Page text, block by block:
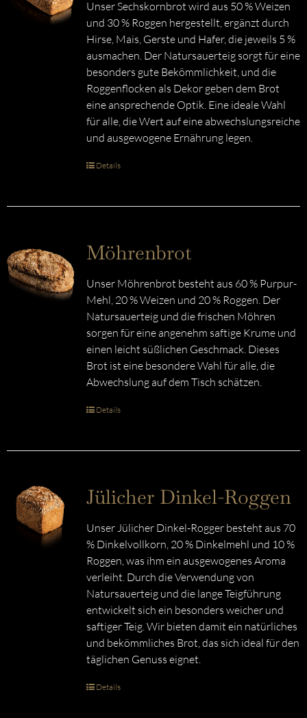
Unser Sechskornbrot wird aus 50 % Weizen
und 30 % Roggen hergestellt, ergänzt durch
Hirse, Mais, Gerste und Hafer, die jeweils 5 %
ausmachen. Der Natursauerteig sorgt für eine
besonders gute Bekömmlichkeit, und die
Roggenflocken als Dekor geben dem Brot
eine ansprechende Optik. Eine ideale Wahl
für alle, die Wert auf eine abwechslungsreiche
und ausgewogene Ernährung legen.
Details
Möhrenbrot
Unser Möhrenbrot besteht aus 60 % Purpur-
Mehl, 20 % Weizen und 20 % Roggen. Der
Natursauerteig und die frischen Möhren
sorgen für eine angenehm saftige Krume und
einen leicht süßlichen Geschmack. Dieses
Brot ist eine besondere Wahl für alle, die
Abwechslung auf dem Tisch schätzen.
Details
Jülicher Dinkel-Roggen
Unser Jülicher Dinkel-Rogger besteht aus 70
% Dinkelvollkorn, 20 % Dinkelmehl und 10 %
Roggen, was ihm ein ausgewogenes Aroma
verleiht. Durch die Verwendung von
Natursauerteig und die lange Teigführung
entwickelt sich ein besonders weicher und
saftiger Teig. Wir bieten damit ein natürliches
und bekömmliches Brot, das sich ideal für den
täglichen Genuss eignet.
Details